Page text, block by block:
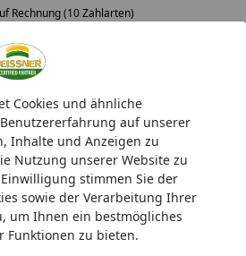
Cookies und ähnliche
auf unserer
Inhalte und Anzeigen zu
Nutzung unserer Website zu
stimmen Sie der
sowie der Verarbeitung Ihrer
um Ihnen ein bestmögliches
Funktionen zu bieten.
Rechnung (10 Zahlarten)
mehr zu meiner
Bestellung", die sich in